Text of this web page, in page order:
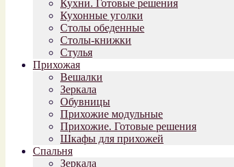
Кухни. Готовые решения
Кухонные уголки
Столы обеденные
Столы-книжки
Стулья
Прихожая
Вешалки
Зеркала
Обувницы
Прихожие модульные
Прихожие. Готовые решения
Шкафы для прихожей
Спальня
Зеркала